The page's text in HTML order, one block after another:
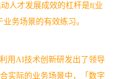
人才发展成效的杠杆是f(业
务场景的有效练习。
用AI技术创新研发出了领导
实际的业务场景中，「数字